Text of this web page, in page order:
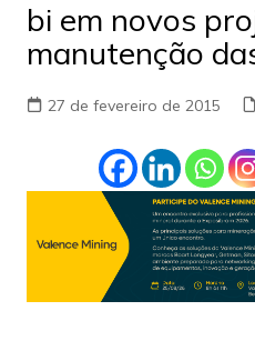
bi em novos
manutenção
27 de fevereiro de 2015